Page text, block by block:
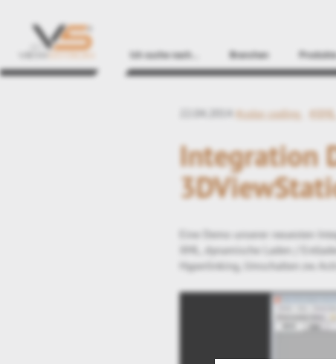
Ich suche nach… Branchen
22.04.2014 #color coding #XML
Integration
Eine Demo unserer neuesten
XML, dynamische Laden /
Hyperlinking, Umschalten zw.